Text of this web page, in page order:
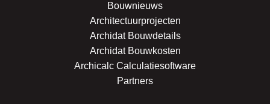
Bouwnieuws
Architectuurprojecten
Archidat Bouwdetails
Archidat Bouwkosten
Archicalc Calculatiesoftware
Partners